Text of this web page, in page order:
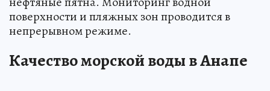
поверхности и пляжных зон проводится в
непрерывном режиме.
Качество морской воды в Анапе